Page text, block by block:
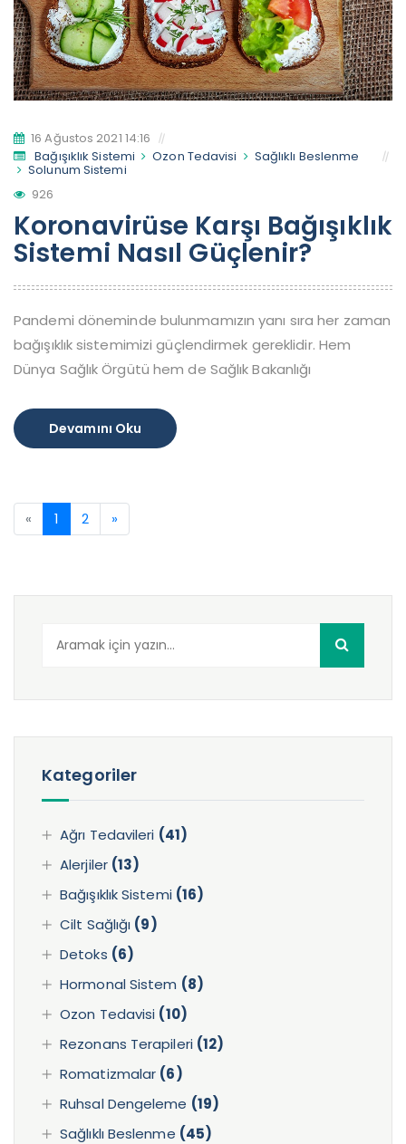
16 Ağustos 2021 14:16
Bağışıklık Sistemi
Ozon Tedavisi Sağlıklı Beslenme
Solunum Sistemi
926
Koronavirüse Karşı Bağışıklık
Sistemi Nasıl Güçlenir?
Pandemi döneminde bulunmamızın yanı sıra her zaman
bağışıklık sistemimizi güçlendirmek gereklidir. Hem
Dünya Sağlık Örgütü hem de Sağlık Bakanlığı
Devamını Oku
« 1 2 »
Kategoriler
Ağrı Tedavileri (41)
Alerjiler (13)
Bağışıklık Sistemi (16)
Cilt Sağlığı (9)
Detoks (6)
Hormonal Sistem (8)
Ozon Tedavisi (10)
Rezonans Terapileri (12)
Romatizmalar (6)
Ruhsal Dengeleme (19)
Sağlıklı Beslenme (45)